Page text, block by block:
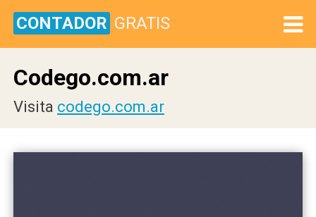
CONTADOR GRATIS
Codego.com.ar
Visita codego.com.ar